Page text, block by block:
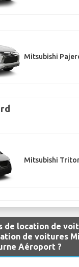
Mitsubishi
Mitsubishi
de location de
de voitures
Aéroport ?